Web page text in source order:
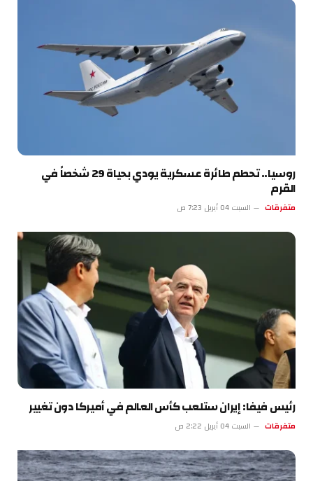
روسيا.. تحطم طائرة عسكرية يودي بحياة 29 شخصاً في
القرم
متفرقات السبت 04 أبريل 7:23 ص
رئيس فيفا: إيران ستلعب كأس العالم في أميركا دون تغيير
متفرقات السبت 04 أبريل 2:22 ص